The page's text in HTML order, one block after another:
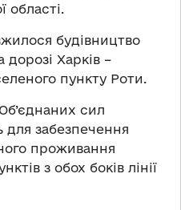
області.
будівництво
дорозі Харків –
пункту Роти.
сил
забезпечення
проживання
з обох боків лінії